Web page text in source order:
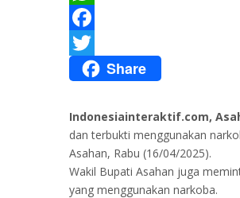
WhatsApp
Facebook
Twitter Share
Indonesiainteraktif.com,
dan terbukti menggunakan
Asahan, Rabu (16/04/2025).
Wakil Bupati Asahan juga
yang menggunakan narkoba.